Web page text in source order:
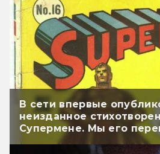
В сети впервые
неизданное
Супермене. Мы его